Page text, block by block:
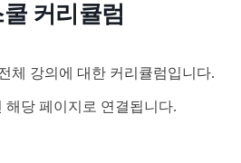
커리큘럼
체 강의에 대한 커리큘럼입니다.
해당 페이지로 연결됩니다.